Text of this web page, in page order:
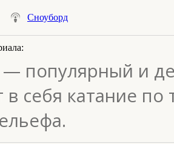
Сноуборд
:
популярный и
в себя катание